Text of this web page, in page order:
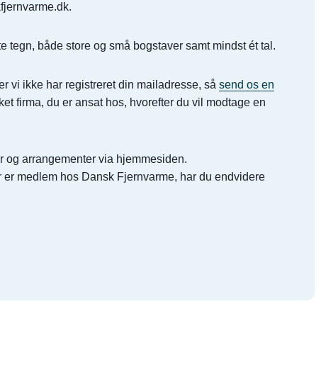
tegn, både store og små bogstaver samt mindst ét tal.
vi ikke har registreret din mailadresse, så send os en
firma, du er ansat hos, hvorefter du vil modtage en
og arrangementer via hjemmesiden.
medlem hos Dansk Fjernvarme, har du endvidere